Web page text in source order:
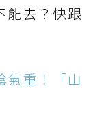
能去？快跟
氣重！「山